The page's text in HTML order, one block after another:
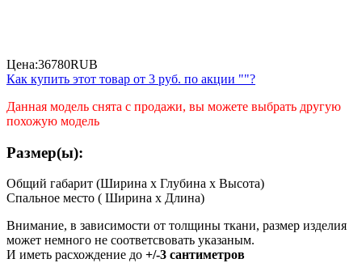
Цена:36780RUB
Как купить этот товар от 3 руб. по акции ""?
Данная модель снята с продажи, вы можете выбрать другую
похожую модель
Размер(ы):
Общий габарит (Ширина x Глубина x Высота)
Спальное место ( Ширина x Длина)
Внимание, в зависимости от толщины ткани, размер изделия
может немного не соответсвовать указаным.
И иметь расхождение до +/-3 сантиметров